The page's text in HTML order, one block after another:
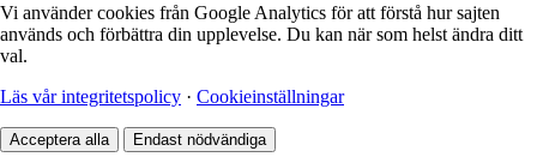
Vi använder cookies från Google Analytics för att förstå hur sajten
används och förbättra din upplevelse. Du kan när som helst ändra ditt
val.
Läs vår integritetspolicy · Cookieinställningar
Acceptera alla Endast nödvändiga